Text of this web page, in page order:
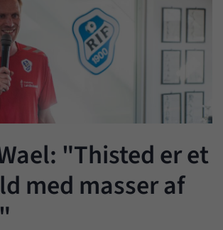
"Thisted er et
med masser af